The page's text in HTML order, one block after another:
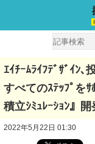
ｴｲﾁｰﾑﾗｲﾌﾃﾞｻﾞｲﾝ
すべてのｽﾃｯﾌﾟをｻ
積立ｼﾐｭﾚｰｼｮﾝ』開
2022年5月22日 01:30